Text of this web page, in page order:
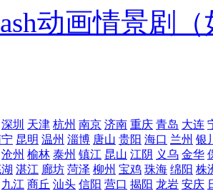
动画情景剧
深圳 天津 杭州 南京 济南 重庆 青岛 大连
昆明 温州 淄博 唐山 贵阳 海口 兰州 银
沧州 榆林 泰州 镇江 昆山 江阴 义乌 金华
湛江 廊坊 菏泽 柳州 宝鸡 珠海 绵阳 株
九江 商丘 汕头 信阳 营口 揭阳 龙岩 安庆